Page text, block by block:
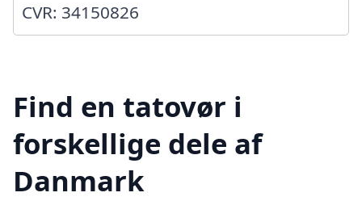
CVR: 34150826
Find en tatovør i
forskellige dele af
Danmark